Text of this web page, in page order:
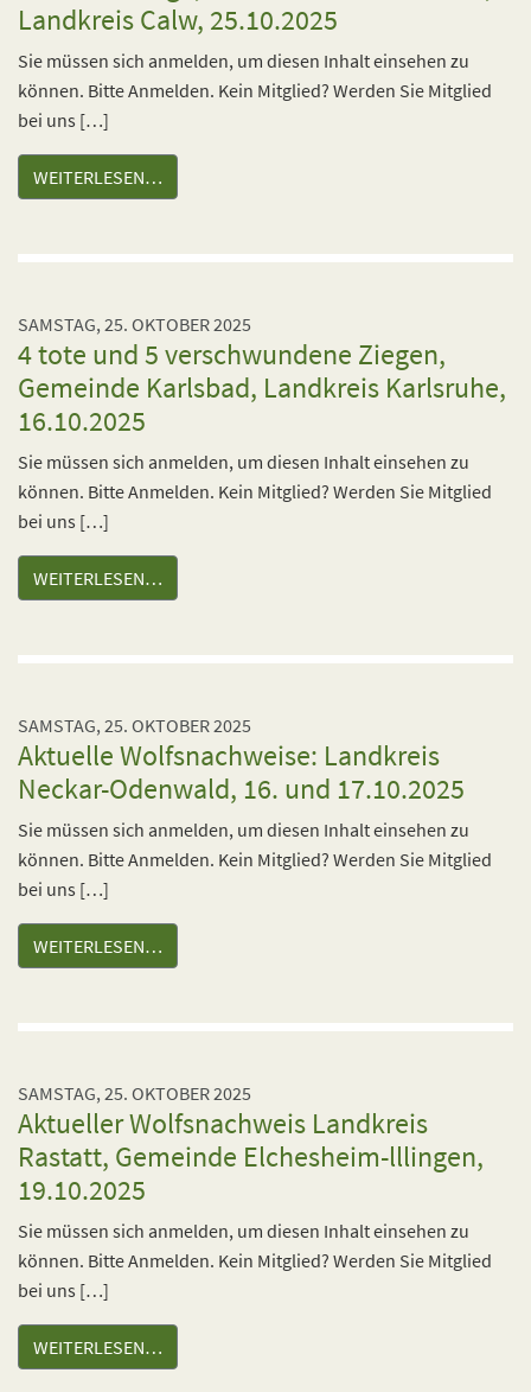
Landkreis Calw, 25.10.2025
Sie müssen sich anmelden, um diesen Inhalt einsehen zu
können. Bitte Anmelden. Kein Mitglied? Werden Sie Mitglied
bei uns […]
WEITERLESEN…
SAMSTAG, 25. OKTOBER 2025
4 tote und 5 verschwundene Ziegen,
Gemeinde Karlsbad, Landkreis Karlsruhe,
16.10.2025
Sie müssen sich anmelden, um diesen Inhalt einsehen zu
können. Bitte Anmelden. Kein Mitglied? Werden Sie Mitglied
bei uns […]
WEITERLESEN…
SAMSTAG, 25. OKTOBER 2025
Aktuelle Wolfsnachweise: Landkreis
Neckar-Odenwald, 16. und 17.10.2025
Sie müssen sich anmelden, um diesen Inhalt einsehen zu
können. Bitte Anmelden. Kein Mitglied? Werden Sie Mitglied
bei uns […]
WEITERLESEN…
SAMSTAG, 25. OKTOBER 2025
Aktueller Wolfsnachweis Landkreis
Rastatt, Gemeinde Elchesheim-lllingen,
19.10.2025
Sie müssen sich anmelden, um diesen Inhalt einsehen zu
können. Bitte Anmelden. Kein Mitglied? Werden Sie Mitglied
bei uns […]
WEITERLESEN…